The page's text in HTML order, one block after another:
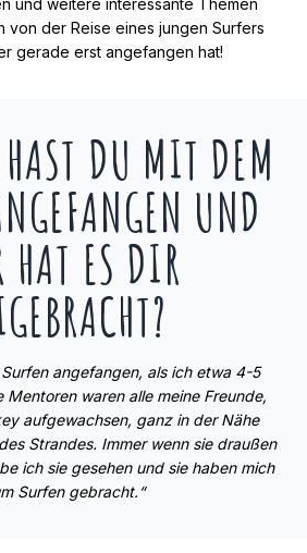
und weitere interessante Themen
von der Reise eines jungen Surfers
gerade erst angefangen hat!
DU MIT DEM
UND
HAT ES DIR
angefangen, als ich etwa 4-5
Mentoren waren alle meine Freunde,
aufgewachsen, ganz in der Nähe
Strandes. Immer wenn sie draußen
ich sie gesehen und sie haben mich
Surfen gebracht.“